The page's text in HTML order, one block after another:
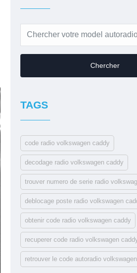
Chercher
TAGS
code radio volkswagen caddy
decodage radio volkswagen caddy
trouver numero de serie radio
deblocage poste radio volkswagen
obtenir code radio volkswagen caddy
recuperer code radio volkswagen
retrouver le code autoradio